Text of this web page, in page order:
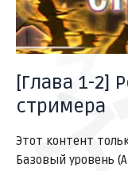
[Глава 1-2]
стримера
Этот контент
Базовый уровень